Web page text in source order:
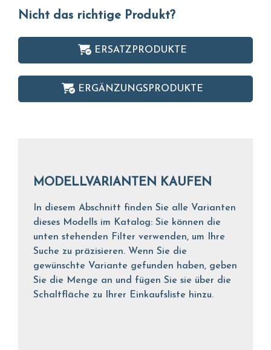
Nicht das richtige Produkt?
ERSATZPRODUKTE
ERGÄNZUNGSPRODUKTE
MODELLVARIANTEN KAUFEN
In diesem Abschnitt finden Sie alle Varianten
dieses Modells im Katalog: Sie können die
unten stehenden Filter verwenden, um Ihre
Suche zu präzisieren. Wenn Sie die
gewünschte Variante gefunden haben, geben
Sie die Menge an und fügen Sie sie über die
Schaltfläche zu Ihrer Einkaufsliste hinzu.